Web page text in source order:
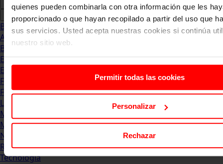
quienes pueden combinarla con otra información que les
proporcionado o que hayan recopilado a partir del uso que
sus servicios. Usted acepta nuestras cookies si continúa
nuestro sitio web.
Permitir todas las cookies
Personalizar
Rechazar
Blog
Abogacia
Business
Empleo & Emprendimiento
Empresas
Finanzas
Formación & Estudios
Luxury
Management
Marketing & Comunicación
Negocios
Recursos Humanos
Tecnología